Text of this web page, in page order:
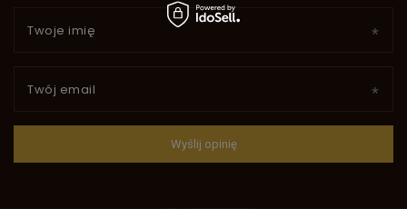
Twoje imię
Twój email
Wyślij opinię